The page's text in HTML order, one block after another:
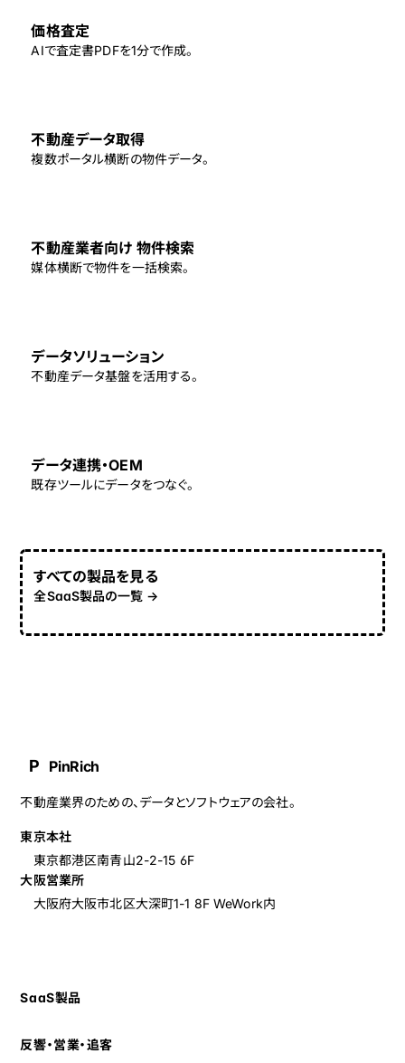
価格査定
AIで査定書PDFを1分で作成。
不動産データ取得
複数ポータル横断の物件データ。
不動産業者向け 物件検索
媒体横断で物件を一括検索。
データソリューション
不動産データ基盤を活用する。
データ連携・OEM
既存ツールにデータをつなぐ。
すべての製品を見る
全SaaS製品の一覧 →
P PinRich
不動産業界のための、データとソフトウェアの会社。
東京本社
東京都港区南青山2-2-15 6F
大阪営業所
大阪府大阪市北区大深町1-1 8FWeWork内
SaaS製品
反響・営業・追客